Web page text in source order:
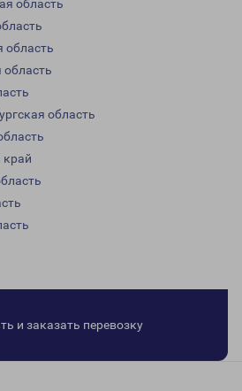
область
область
область
область
край
и заказать перевозку